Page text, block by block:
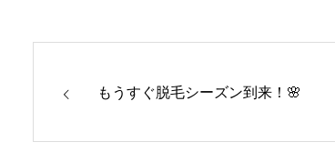
もうすぐ脱毛シーズン到来！🌸